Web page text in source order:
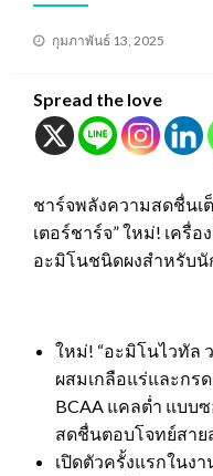
Posted
กุมภาพันธ์ 13, 2025
Spread the love
ชาร์จพลังความสดชื่นเ
เตอร์ชาร์จ” ใหม่! เครื่
อะมิโนชนิดผงสำหรับนั
ใหม่! “อะมิโนไวทัล
ผสมเกลือแร่และกร
BCAA แคลต่ำ แบบ
สดชื่นตอบโจทย์สาย
เปิดตัวครั้งแรกในงา